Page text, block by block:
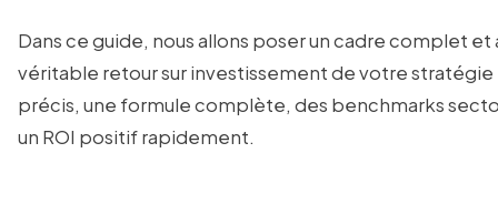
Dans ce guide, nous allons poser un cadre complet
véritable retour sur investissement de votre stratégie
précis, une formule complète, des benchmarks
un ROI positif rapidement.